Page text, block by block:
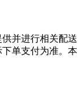
并进行相关配送
单支付为准。本